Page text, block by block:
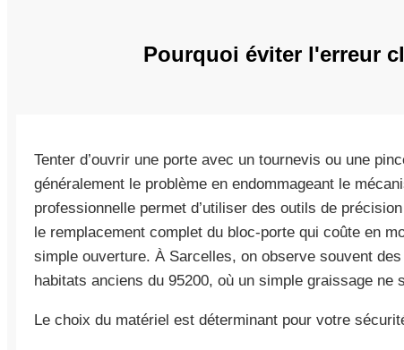
Pourquoi éviter l'erreur
Tenter d’ouvrir une porte avec un tournevis ou une
généralement le problème en endommageant le
professionnelle permet d’utiliser des outils de
le remplacement complet du bloc-porte qui coûte en
simple ouverture. À Sarcelles, on observe souvent
habitats anciens du 95200, où un simple graissage ne
Le choix du matériel est déterminant pour votre